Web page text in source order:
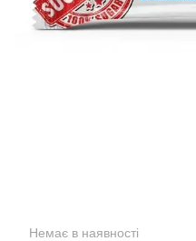
Немає в наявності